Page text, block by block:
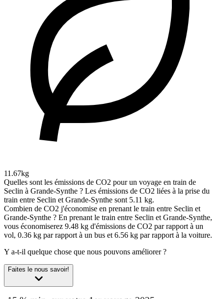
11.67kg
Quelles sont les émissions de CO2 pour un voyage en train de
Seclin à Grande-Synthe ? Les émissions de CO2 liées à la prise du
train entre Seclin et Grande-Synthe sont 5.11 kg.
Combien de CO2 j'économise en prenant le train entre Seclin et
Grande-Synthe ? En prenant le train entre Seclin et Grande-Synthe,
vous économiserez 9.48 kg d'émissions de CO2 par rapport à un
vol, 0.36 kg par rapport à un bus et 6.56 kg par rapport à la voiture.
Y a-t-il quelque chose que nous pouvons améliorer ?
Faites le nous savoir!